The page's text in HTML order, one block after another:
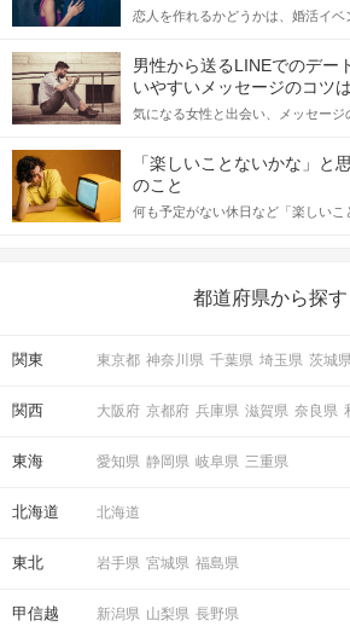
STEP4 マッチング投票
気軽にマッチング投票を♪
STEP5 連絡先送信タイム
恋人を作れるかどうかは、婚活イ
てアプローチできるかにも左右され
格的に始めようとしている方は、女
をしっかりと理解し、正しい行動に
記事では、女性が話しかけて欲しい
合にどのような行動に繋げるべき
男性から送るLINEでのデー
いやすいメッセージのコツ
気になる女性と出会い、メッセー
しかし、中には「どう誘ったらい
っしゃるのではないでしょうか。
送るLINEでのデートの誘い方のコ
えながら解説するので、ぜひ参考に
「楽しいことないかな」と
のこと
何も予定がない休日など「楽しい
の楽しいことアイデアを集めまし
都道府県から探す
関東 東京都 神奈川県 千葉県 埼玉県 茨城県
関西 大阪府 京都府 兵庫県 滋賀県 奈良県
東海 愛知県 静岡県 岐阜県 三重県
北海道 北海道
東北 岩手県 宮城県 福島県
甲信越 新潟県 山梨県 長野県